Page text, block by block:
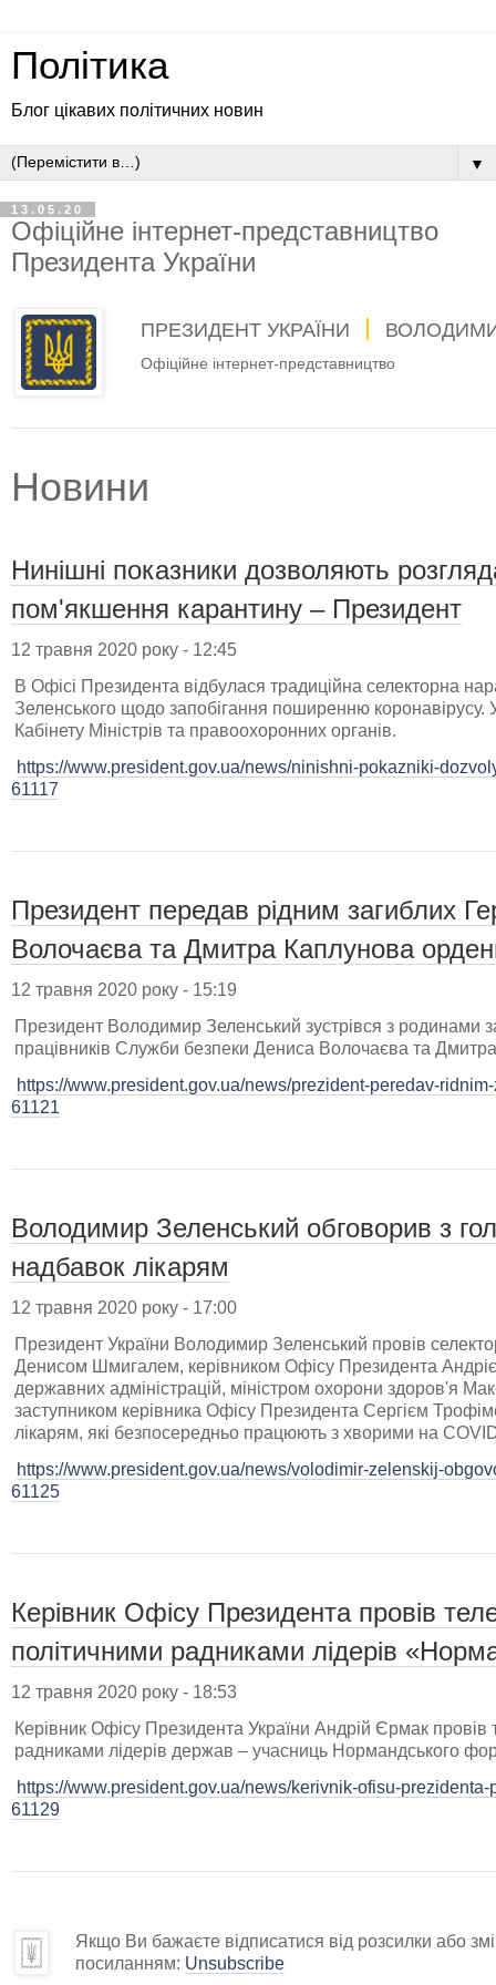
Політика
Блог цікавих політичних новин
▼
13.05.20
Офіційне інтернет-представництво
Президента України
ПРЕЗИДЕНТ УКРАЇНИ
Офіційне інтернет-представництво
Новини
Нинішні показники дозволяють
пом'якшення карантину – Президент
12 травня 2020 року - 12:45
В Офісі Президента відбулася традиційна селекторна
Зеленського щодо запобігання поширенню коронавірусу.
Кабінету Міністрів та правоохоронних органів.
https://www.president.gov.ua/news/ninishni-pokazniki-
61117
Президент передав рідним загиблих
Волочаєва та Дмитра Каплунова
12 травня 2020 року - 15:19
Президент Володимир Зеленський зустрівся з родинами
працівників Служби безпеки Дениса Волочаєва та
https://www.president.gov.ua/news/prezident-peredav-
61121
Володимир Зеленський обговорив з
надбавок лікарям
12 травня 2020 року - 17:00
Президент України Володимир Зеленський провів
Денисом Шмигалем, керівником Офісу Президента
державних адміністрацій, міністром охорони здоров'я
заступником керівника Офісу Президента Сергієм
лікарям, які безпосередньо працюють з хворими на
https://www.president.gov.ua/news/volodimir-zelenskij-
61125
Керівник Офісу Президента провів
політичними радниками лідерів
12 травня 2020 року - 18:53
Керівник Офісу Президента України Андрій Єрмак
радниками лідерів держав – учасниць Нормандського
https://www.president.gov.ua/news/kerivnik-ofisu-
61129
Якщо Ви бажаєте відписатися від розсилки або
посиланням: Unsubscribe